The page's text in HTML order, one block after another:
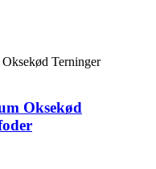
Oksekød